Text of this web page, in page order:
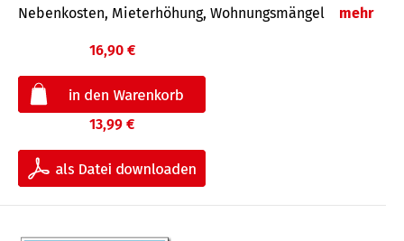
Nebenkosten, Mieterhöhung, Wohnungsmängel mehr
16,90 €
13,99 €